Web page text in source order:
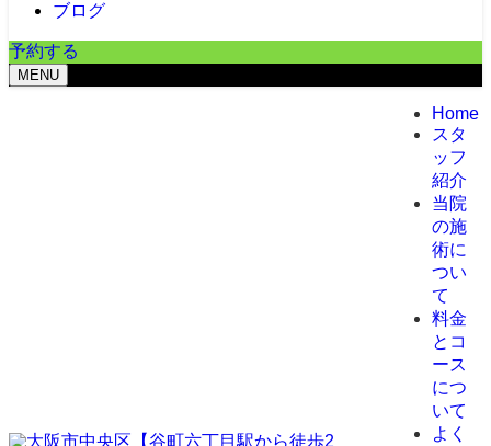
ブログ
予約する
MENU
Home
スタ
ッフ
紹介
当院
の施
術に
つい
て
料金
とコ
ース
につ
いて
よく